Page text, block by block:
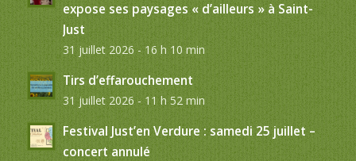
expose ses paysages « d’ailleurs » à Saint-
Just
31 juillet 2026 - 16 h 10 min
Tirs d’effarouchement
31 juillet 2026 - 11 h 52 min
Festival Just’en Verdure : samedi 25 juillet –
concert annulé